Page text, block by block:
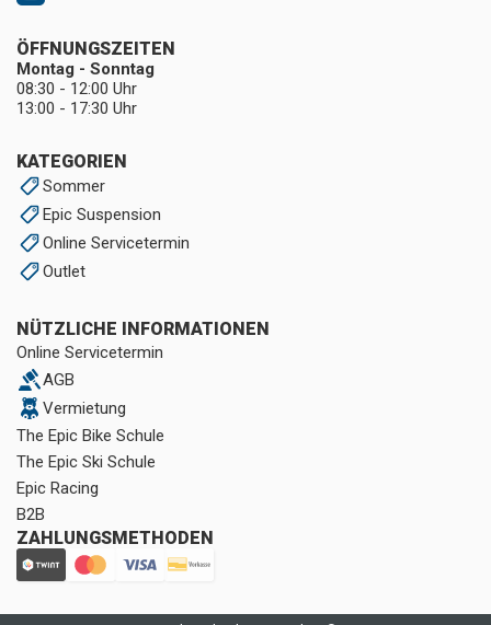
KATEGORIEN
Sommer
Epic Suspension
Online Servicetermin
Outlet
NÜTZLICHE INFORMATIONEN
Online Servicetermin
AGB
Vermietung
The Epic Bike Schule
The Epic Ski Schule
Epic Racing
B2B
ZAHLUNGSMETHODEN
ÖFFNUNGSZEITEN
Montag - Sonntag
08:30 - 12:00 Uhr
13:00 - 17:30 Uhr